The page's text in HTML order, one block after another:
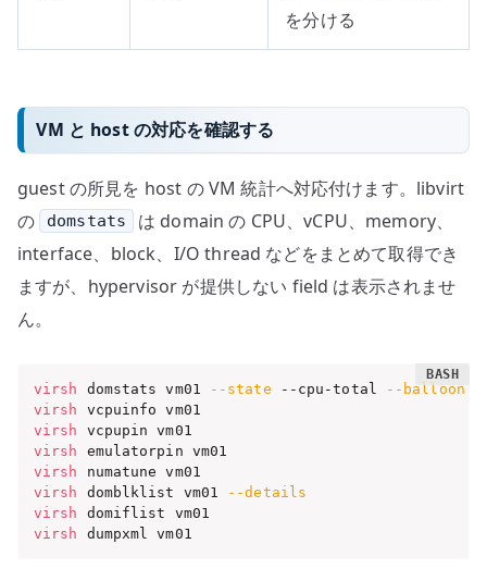
を分ける
VM と host の対応を確認する
guest の所見を host の VM 統計へ対応付けます。libvirt
の
domstats
は domain の CPU、vCPU、memory、
interface、block、I/O thread などをまとめて取得でき
ますが、hypervisor が提供しない field は表示されませ
ん。
virsh domstats vm01 --state --cpu-total --balloon
virsh
virsh
virsh
virsh
virsh domblklist vm01
--details
virsh
virsh dumpxml vm01